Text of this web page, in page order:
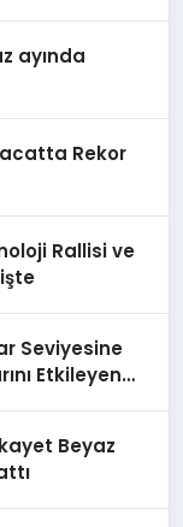
ayında
Rekor
Rallisi ve
Seviyesine
Etkileyen
Beyaz